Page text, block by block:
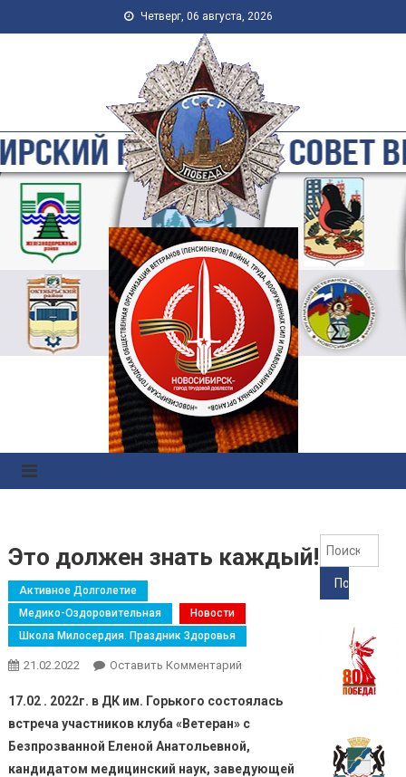
Четверг, 06 августа, 2026
Новосибирская Городская
Общественная Организация
Ветеранов-Пенсионеров
Войны, Труда, Военной
Службы и
Правоохранительных
Органов
Это должен знать каждый!
Активное Долголетие
Медико-Оздоровительная
Новости
Школа Милосердия. Праздник Здоровья
21.02.2022 Оставить Комментарий
17.02 . 2022г. в ДК им. Горького состоялась
встреча участников клуба «Ветеран» с
Безпрозванной Еленой Анатольевной,
кандидатом медицинский наук, заведующей